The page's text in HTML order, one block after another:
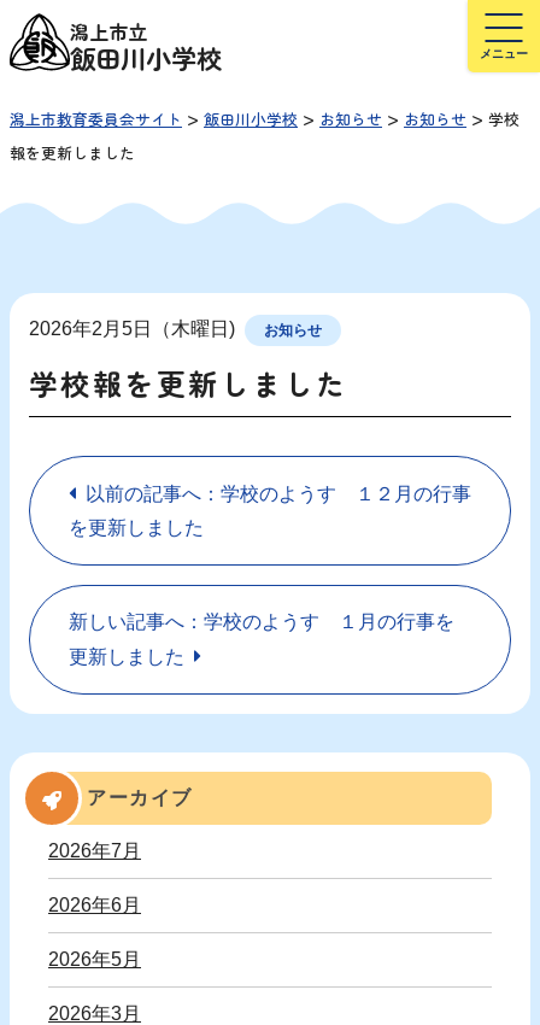
潟上市立
飯田川小学校
潟上市教育委員会サイト > 飯田川小学校 > お知らせ > お知らせ > 学校
報を更新しました
2026年2月5日（木曜日) お知らせ
学校報を更新しました
以前の記事へ：学校のようす １２月の行事
を更新しました
新しい記事へ：学校のようす １月の行事を
更新しました
アーカイブ
2026年7月
2026年6月
2026年5月
2026年3月